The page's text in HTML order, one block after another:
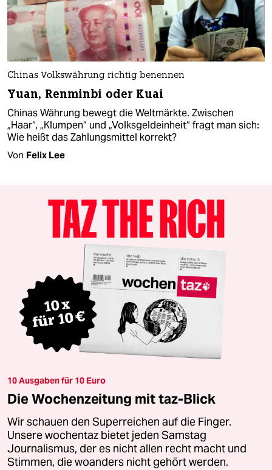
Chinas Volkswährung richtig benennen
Yuan, Renminbi oder Kuai
Chinas Währung bewegt die Weltmärkte. Zwischen
„Haar“, „Klumpen“ und „Volksgeldeinheit“ fragt man sich:
Wie heißt das Zahlungsmittel korrekt?
Von Felix Lee
10 Ausgaben für 10 Euro
Die Wochenzeitung mit taz-Blick
Wir schauen den Superreichen auf die Finger.
Unsere wochentaz bietet jeden Samstag
Journalismus, der es nicht allen recht macht und
Stimmen, die woanders nicht gehört werden.